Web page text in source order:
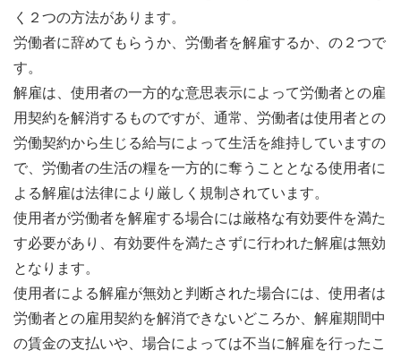
く２つの方法があります。
労働者に辞めてもらうか、労働者を解雇するか、の２つで
す。
解雇は、使用者の一方的な意思表示によって労働者との雇
用契約を解消するものですが、通常、労働者は使用者との
労働契約から生じる給与によって生活を維持していますの
で、労働者の生活の糧を一方的に奪うこととなる使用者に
よる解雇は法律により厳しく規制されています。
使用者が労働者を解雇する場合には厳格な有効要件を満た
す必要があり、有効要件を満たさずに行われた解雇は無効
となります。
使用者による解雇が無効と判断された場合には、使用者は
労働者との雇用契約を解消できないどころか、解雇期間中
の賃金の支払いや、場合によっては不当に解雇を行ったこ